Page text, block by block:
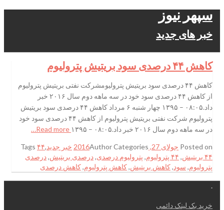
سپهر نیوز
خبر های جدید
کاهش ۴۴ درصدی سود بریتیش پترولیوم
کاهش ۴۴ درصدی سود بریتیش پترولیومشرکت نفتی بریتیش پترولیوم
از کاهش ۴۴ درصدی سود خود در سه ماهه دوم سال ۲۰۱۶ خبر
داد.۰۸:۰۵ – ۱۳۹۵ چهار شنبه ۶ مرداد کاهش ۴۴ درصدی سود بریتیش
پترولیوم شرکت نفتی بریتیش پترولیوم از کاهش ۴۴ درصدی سود خود
در سه ماهه دوم سال ۲۰۱۶ خبر داد.۰۸:۰۵ – ۱۳۹۵
Posted on جولای 27, 2016 AuthorCategories خبر جدید Tags ۴۴,
۴۴ بریتیش
, ۴۴ پترولیوم , پترولیوم درصدی,درصدی بریتیش,درصدی
پترولیوم, سود,کاهش بریتیش,کاهش پترولیوم,کاهش درصدی
.
خرید بک لینک دائمی